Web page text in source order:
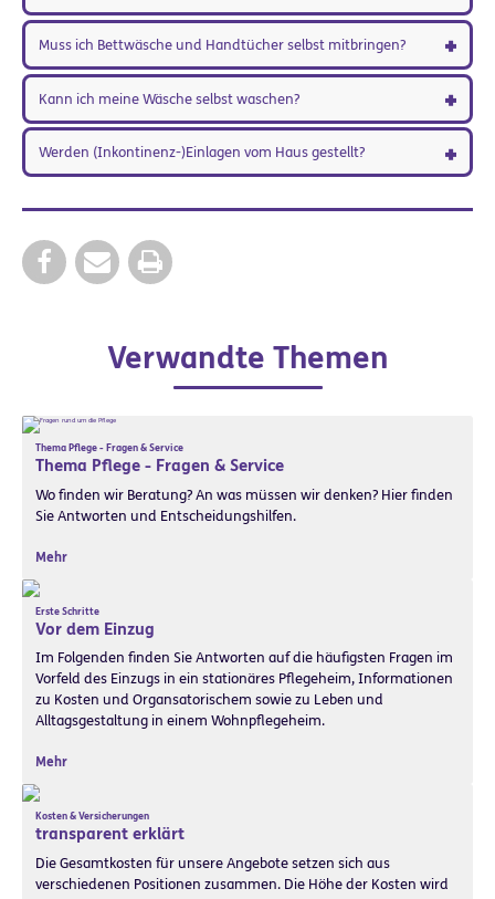
Muss ich Bettwäsche und Handtücher selbst mitbringen?
Kann ich meine Wäsche selbst waschen?
Werden (Inkontinenz-)Einlagen vom Haus gestellt?
Verwandte Themen
Thema Pflege - Fragen & Service
Thema Pflege - Fragen & Service
Wo finden wir Beratung? An was müssen wir denken? Hier finden
Sie Antworten und Entscheidungshilfen.
Mehr
Erste Schritte
Vor dem Einzug
Im Folgenden finden Sie Antworten auf die häufigsten Fragen im
Vorfeld des Einzugs in ein stationäres Pflegeheim, Informationen
zu Kosten und Organsatorischem sowie zu Leben und
Alltagsgestaltung in einem Wohnpflegeheim.
Mehr
Kosten & Versicherungen
transparent erklärt
Die Gesamtkosten für unsere Angebote setzen sich aus
verschiedenen Positionen zusammen. Die Höhe der Kosten wird